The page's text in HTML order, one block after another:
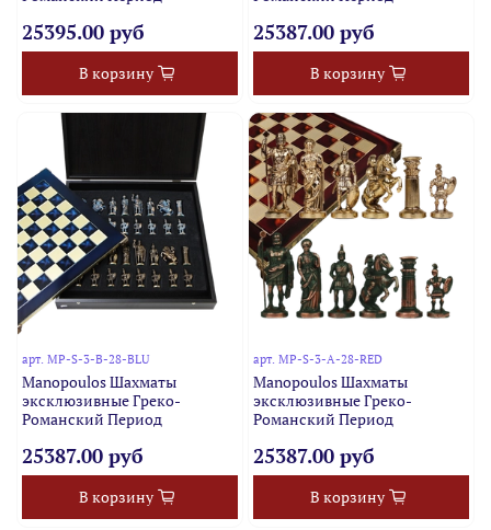
25395.00 руб
В корзину
25387.00 руб
В корзину
арт.MP-S-3-B-28-BLU
Manopoulos Шахматы
эксклюзивные Греко-
Романский Период
25387.00 руб
В корзину
арт. MP-S-3-A-28-RED
Manopoulos Шахматы
эксклюзивные Греко-
Романский Период
25387.00 руб
В корзину